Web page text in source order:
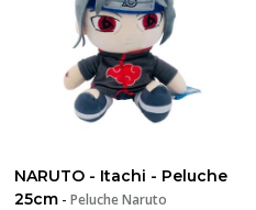
NARUTO - Itachi - Peluche
25cm -Peluche Naruto